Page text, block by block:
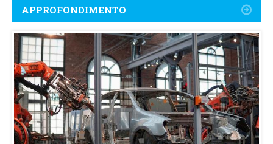
APPROFONDIMENTO